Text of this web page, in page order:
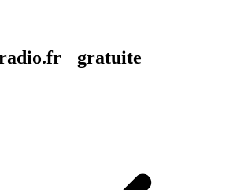
radio.fr gratuite